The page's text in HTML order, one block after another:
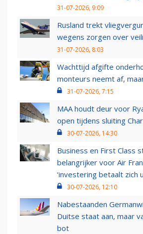
31-07-2026, 9:09
Rusland trekt
wegens zorgen over
31-07-2026, 8:03
Wachttijd afgifte
monteurs neemt af,
31-07-2026, 7:15
MAA houdt deur voor
open tijdens sluiting
30-07-2026, 14:30
Business en First Class
belangrijker voor Air
‘investering betaalt zich
30-07-2026, 12:10
Nabestaanden
Duitse staat aan, maar
bot